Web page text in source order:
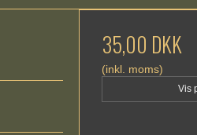
35,00 DKK
(inkl. moms)
Vis